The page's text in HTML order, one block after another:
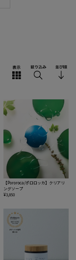
【Pororoca/ポロロッカ】クリアリ
ングソープ
¥3,850